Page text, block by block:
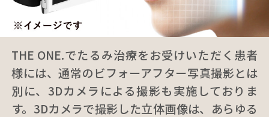
THE ONE.でたるみ治療をお受けいただく患者
様には、通常のビフォーアフター写真撮影とは
別に、3Dカメラによる撮影も実施しておりま
す。3Dカメラで撮影した立体画像は、あらゆる